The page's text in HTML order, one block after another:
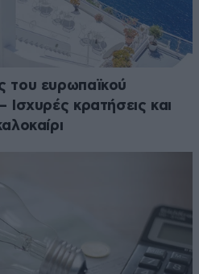
του ευρωπαϊκού
κρατήσεις και